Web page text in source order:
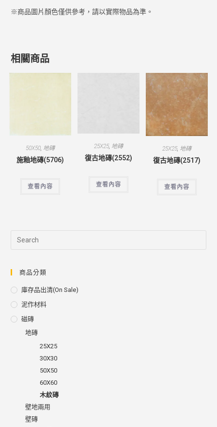
※商品圖片顏色僅供參考，請以實際物品為準。
相關商品
50X50, 地磚
施釉地磚(5706)
查看內容
25X25, 地磚
復古地磚(2552)
查看內容
25X25, 地磚
復古地磚(2517)
查看內容
商品分類
庫存品出清(on Sale)
泥作材料
磁磚
地磚
25X25
30X30
50X50
60X60
木紋磚
壁地兩用
壁磚